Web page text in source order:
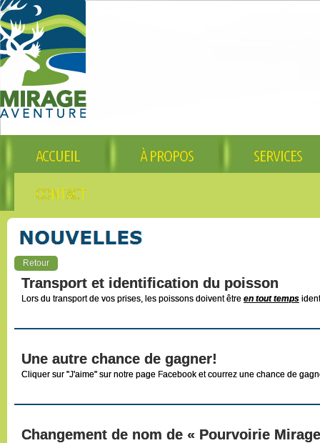
ACCUEIL À PROPOS SERVICES
CONTACT
Retour
Transport et identification du poisson
Lors du transport de vos prises, les poissons doivent être en tout temps
Une autre chance de gagner!
Cliquer sur "J'aime" sur notre page Facebook et courrez une chance de
Changement de nom de « Pourvoirie